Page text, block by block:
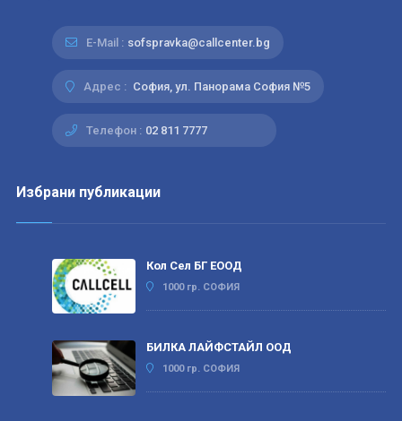
E-Mail : sofspravka@callcenter.bg
Адрес : София, ул. Панорама София №5
Телефон : 02 811 7777
Избрани публикации
Кол Сел БГ ЕООД
1000 гр. СОФИЯ
БИЛКА ЛАЙФСТАЙЛ ООД
1000 гр. СОФИЯ